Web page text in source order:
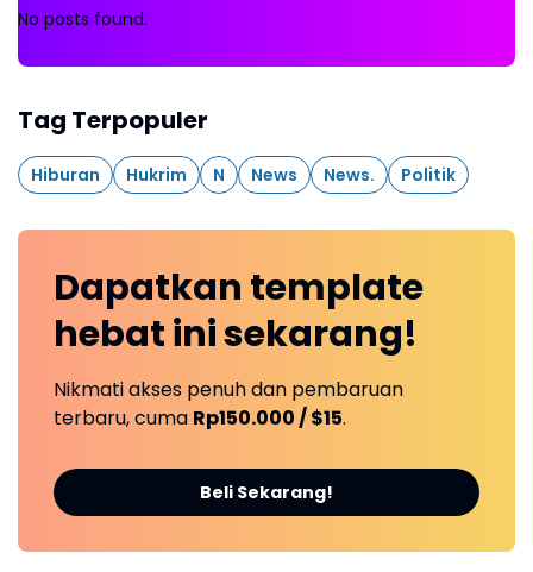
No posts found.
Tag Terpopuler
Hiburan Hukrim N News News. Politik
Dapatkan template
hebat inisekarang!
Nikmati akses penuh dan pembaruan
terbaru, cuma Rp150.000 / $15.
Beli Sekarang!